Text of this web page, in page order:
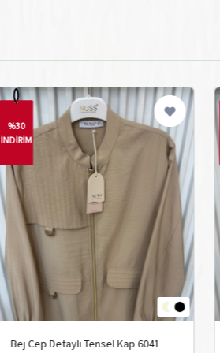
%30
İNDİRİM
Bej Cep Detaylı Tensel Kap 6041